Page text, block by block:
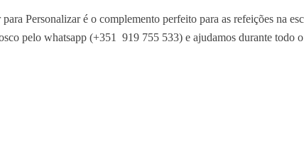
Personalizar é o complemento perfeito para as refeições na
pelo whatsapp (+351 919 755 533) e ajudamos durante todo o